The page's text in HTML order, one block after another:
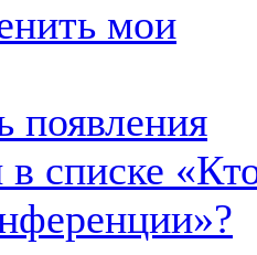
мои
появления
списке